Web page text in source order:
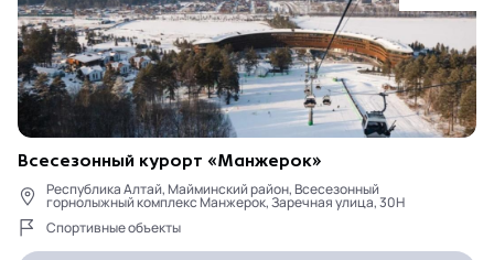
Всесезонный курорт «Манжерок»
Республика Алтай, Майминский район, Всесезонный
горнолыжный комплекс Манжерок, Заречная улица, 30Н
Спортивные объекты